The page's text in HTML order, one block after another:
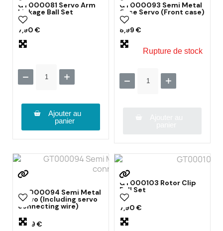
GT000081 Servo Arm
Linkage Ball Set
7,90 €
Ajouter au
panier
GT000093 Semi Metal
Case Servo (Front case)
8,99 €
Rupture de stock
GT000094 Semi Metal
Servo (Including servo
connecting wire)
13,59 €
GT000103 Rotor Clip
Ball Set
7,90 €